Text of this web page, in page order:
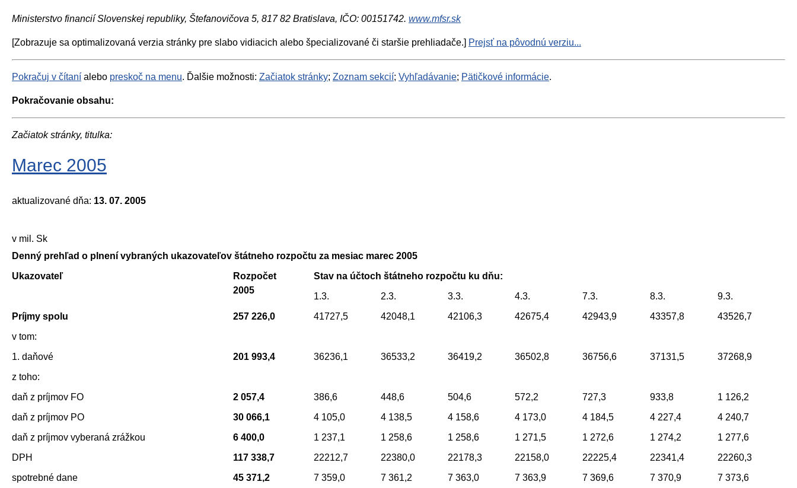
Ministerstvo financií Slovenskej republiky, Štefanovičova 5, 817 82 Bratislava, IČO: 00151742. www.mfsr.sk
[Zobrazuje sa optimalizovaná verzia stránky pre slabo vidiacich alebo špecializované či staršie prehliadače.] Prejsť na pôvodnú verziu...
Pokračuj v čítaní alebo preskoč na menu. Ďalšie možnosti: Začiatok stránky; Zoznam sekcií; Vyhľadávanie; Pätičkové informácie.
Pokračovanie obsahu:
Začiatok stránky, titulka:
Marec 2005
aktualizované dňa: 13. 07. 2005
v mil. Sk
Denný prehľad o plnení vybraných ukazovateľov štátneho rozpočtu za mesiac marec 2005
Ukazovateľ
Rozpočet
2005
Stav na účtoch štátneho rozpočtu ku dňu:
1.3.
2.3. 3.3. 4.3. 7.3. 8.3.
9.3.
Príjmy spolu
257 226,0 41727,5 42048,1 42106,3 42675,4 42943,9 43357,8
43526,7
v tom:
1. daňové
201 993,4 36236,1 36533,2 36419,2 36502,8 36756,6 37131,5
37268,9
z toho:
daň z príjmov FO
2 057,4 386,6 448,6 504,6 572,2 727,3 933,8
1 126,2
daň z príjmov PO
30 066,1 4 105,0 4 138,5 4 158,6 4 173,0 4 184,5 4 227,4
4 240,7
daň z príjmov vyberaná zrážkou
6 400,0 1 237,1 1 258,6 1 258,6 1 271,5 1 272,6 1 274,2
1 277,6
DPH
117 338,7 22212,7 22380,0 22178,3 22158,0 22225,4 22341,4
22260,3
spotrebné dane
45 371,2 7 359,0 7 361,2 7 363,0 7 363,9 7 369,6 7 370,9
7 373,6